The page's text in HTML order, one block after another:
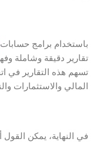
باستخدام برامج حسابات
تقارير دقيقة وشاملة
تسهم هذه التقارير في
المالي والاستثمارات
في النهاية، يمكن